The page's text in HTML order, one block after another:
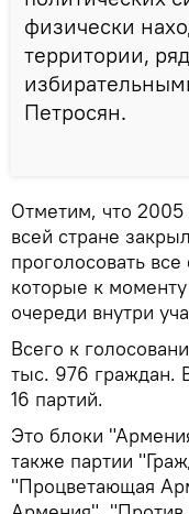
физически
территории,
Петросян.
Отметим, что 2005
всей стране
проголосовать
которые к
очереди внутри
Всего к
тыс. 976 граждан.
16 партий.
Это блоки
также партии
"Процветающая